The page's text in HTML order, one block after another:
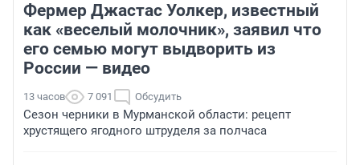
Фермер Джастас Уолкер, известный
как «веселый молочник», заявил что
его семью могут выдворить из
России — видео
13 часов 7 091 Обсудить
Сезон черники в Мурманской области: рецепт
хрустящего ягодного штруделя за полчаса